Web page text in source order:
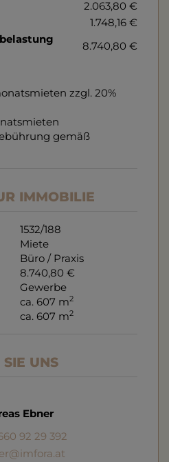
2.063,80 €
1.748,16 €
8.740,80 €
zzgl. 20%
gemäß
IMMOBILIE
1532/188
Miete
Büro / Praxis
8.740,80 €
Gewerbe
ca. 607 m2
ca. 607 m2
UNS
Ebner
92 29 392